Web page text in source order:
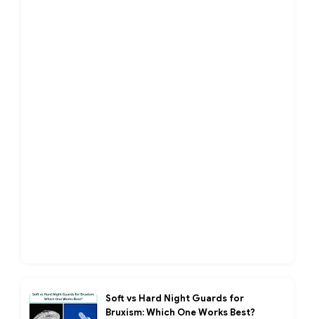
Soft vs Hard Night Guards for
Bruxism: Which One Works Best?